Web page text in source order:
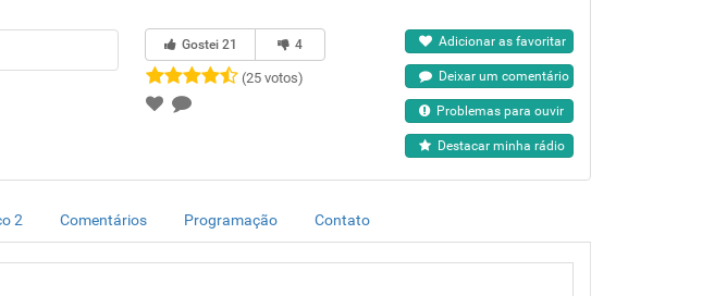
Gostei 21 4
(25 votos)
Adicionar as favoritar
Deixar um comentário
Problemas para ouvir
Destacar minha rádio
2 Comentários Programação Contato